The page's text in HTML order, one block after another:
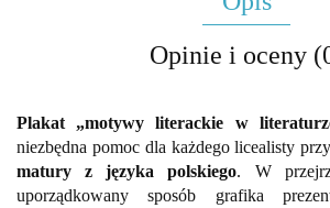
Opinie i oceny
Plakat „motywy literackie w literaturze
niezbędna pomoc dla każdego licealisty
matury z języka polskiego. W
uporządkowany sposób grafika